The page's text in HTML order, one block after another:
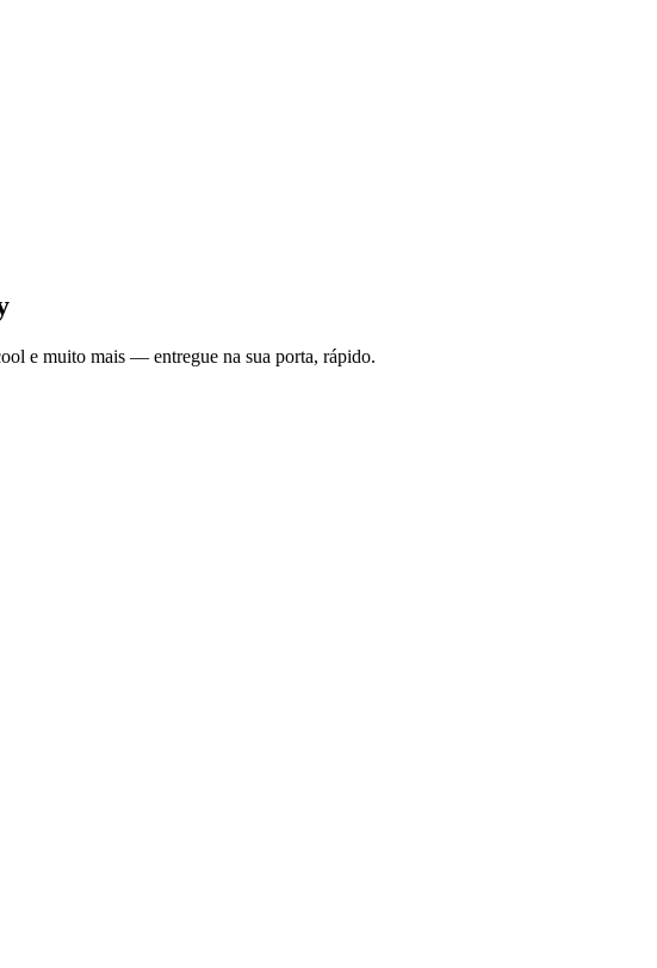
e muito mais — entregue na sua porta, rápido.